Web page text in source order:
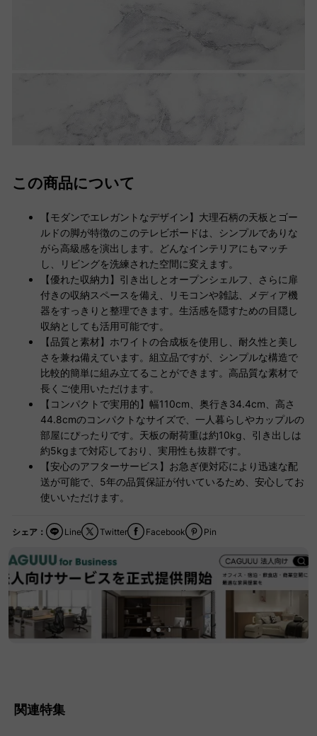
この商品について
【モダンでエレガントなデザイン】大理石柄の天板とゴー
ルドの脚が特徴のこのテレビボードは、シンプルでありな
がら高級感を演出します。どんなインテリアにもマッチ
し、リビングを洗練された空間に変えます。
【優れた収納力】引き出しとオープンシェルフ、さらに扉
付きの収納スペースを備え、リモコンや雑誌、メディア機
器をすっきりと整理できます。生活感を隠すための目隠し
収納としても活用可能です。
【品質と素材】ホワイトの合成板を使用し、耐久性と美し
さを兼ね備えています。組立品ですが、シンプルな構造で
比較的簡単に組み立てることができます。高品質な素材で
長くご使用いただけます。
【コンパクトで実用的】幅110cm、奥行き34.4cm、高さ
44.8cmのコンパクトなサイズで、一人暮らしやカップルの
部屋にぴったりです。天板の耐荷重は約10kg、引き出しは
約5kgまで対応しており、実用性も抜群です。
【安心のアフターサービス】お急ぎ便対応により迅速な配
送が可能で、5年の品質保証が付いているため、安心してお
使いいただけます。
シェア： Facebook
Twitter Pin
Line
関連特集